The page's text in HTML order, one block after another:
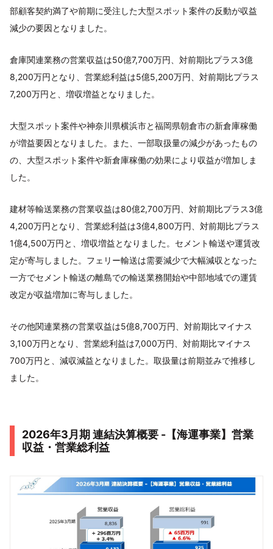
部顧客契約満了や前期に受注した大型スポット案件の反動が収益
減少の要因となりました。
倉庫関連業務の営業収益は50億7,700万円、対前期比プラス3億
8,200万円となり、営業総利益は5億5,200万円、対前期比プラス
7,200万円と、増収増益となりました。
大型スポット案件や神奈川県横浜市と福岡県朝倉市の新倉庫稼働
が増益要因となりました。また、一部取扱量の減少があったもの
の、大型スポット案件や新倉庫稼働の効果により収益が増加しま
した。
建材等輸送業務の営業収益は80億2,700万円、対前期比プラス3億
4,200万円となり、営業総利益は3億4,800万円、対前期比プラス
1億4,500万円と、増収増益となりました。セメント輸送や運賃改
定が寄与しました。フェリー輸送は需要減少で大幅減収となった
一方でセメント輸送の離島での輸送業務開始や中部地域での運賃
改定が収益増加に寄与しました。
その他関連業務の営業収益は5億8,700万円、対前期比マイナス
3,100万円となり、営業総利益は7,000万円、対前期比マイナス
700万円と、減収減益となりました。取扱量は前期並みで推移し
ました。
2026年3月期 連結決算概要 -【海運事業】営業
収益・営業総利益